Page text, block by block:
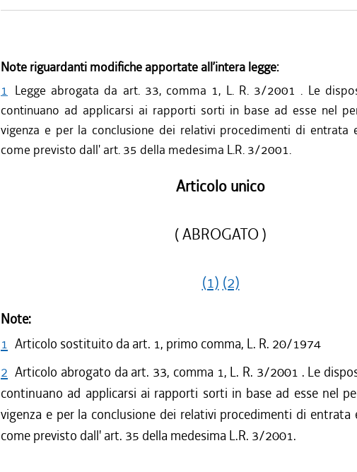
Note riguardanti modifiche apportate all’intera legge:
1 Legge abrogata da art. 33, comma 1, L. R. 3/2001 . Le
continuano ad applicarsi ai rapporti sorti in base ad esse nel
vigenza e per la conclusione dei relativi procedimenti di entrata
come previsto dall' art. 35 della medesima L.R. 3/2001.
Articolo unico
( ABROGATO )
(1) (2)
Note:
1 Articolo sostituito da art. 1, primo comma, L. R. 20/1974
2 Articolo abrogato da art. 33, comma 1, L. R. 3/2001 . Le
continuano ad applicarsi ai rapporti sorti in base ad esse nel
vigenza e per la conclusione dei relativi procedimenti di entrata
come previsto dall' art. 35 della medesima L.R. 3/2001.